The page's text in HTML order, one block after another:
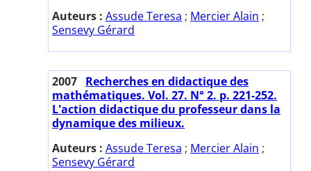
Auteurs : Assude Teresa ; Mercier Alain ;
Sensevy Gérard
2007 Recherches en didactique des
mathématiques. Vol. 27. N° 2. p. 221-252.
L'action didactique du professeur dans la
dynamique des milieux.
Auteurs : Assude Teresa ; Mercier Alain ;
Sensevy Gérard